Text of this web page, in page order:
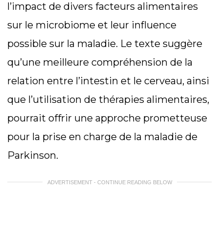
l’impact de divers facteurs alimentaires
sur le microbiome et leur influence
possible sur la maladie. Le texte suggère
qu’une meilleure compréhension de la
relation entre l’intestin et le cerveau, ainsi
que l’utilisation de thérapies alimentaires,
pourrait offrir une approche prometteuse
pour la prise en charge de la maladie de
Parkinson.
ADVERTISEMENT - CONTINUE READING BELOW